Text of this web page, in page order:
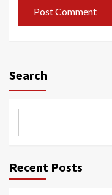
Search
Recent Posts